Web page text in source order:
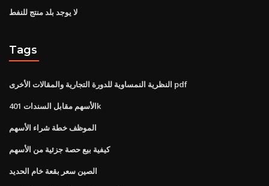
لا يوجد بلد منتج للنفط
Tags
النظرية النمساوية للدورة التجارية والمقالات الأخرى pdf
الأسهم مقابل السندات 401k
الموظف خطة شراء الأسهم
كيفية بيع حصة جزئية من الأسهم
الصين سعر بقعة خام الحديد